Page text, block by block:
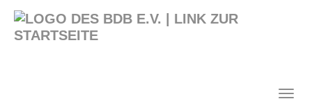
Hauptinhalt
springen